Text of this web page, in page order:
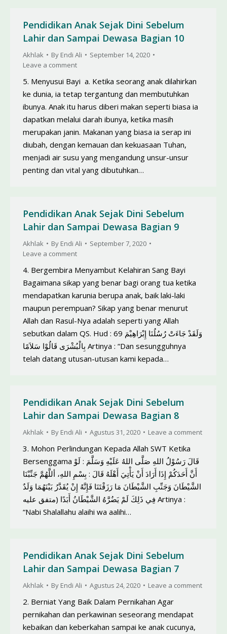
Pendidikan Anak Sejak Dini Sebelum
Lahir dan Sampai Dewasa Bagian 10
Akhlak By Endi Ali
September 14, 2020
Leave a comment
5. Menyusui Bayi a. Ketika seorang anak dilahirkan
ke dunia, ia tetap tergantung dan membutuhkan
ibunya. Anak itu harus diberi makan seperti biasa ia
dapatkan melalui darah ibunya, ketika masih
merupakan janin. Makanan yang biasa ia serap ini
diubah, dengan kemauan dan kekuasaan Tuhan,
menjadi air susu yang mengandung unsur-unsur
penting dan vital yang dibutuhkan…
Pendidikan Anak Sejak Dini Sebelum
Lahir dan Sampai Dewasa Bagian 9
Akhlak By Endi Ali
September 7, 2020
Leave a comment
4. Bergembira Menyambut Kelahiran Sang Bayi
Bagaimana sikap yang benar bagi orang tua ketika
mendapatkan karunia berupa anak, baik laki-laki
maupun perempuan? Sikap yang benar menurut
Allah dan Rasul-Nya adalah seperti yang Allah
sebutkan dalam QS. Hud : 69 وَلَقَدْ جَاءَتْ رُسُلُنَا إِبْرَاهِيْمَ
بِالْبُشْرَى قَالُوْا سَلاَمًا Artinya : “Dan sesungguhnya
telah datang utusan-utusan kami kepada…
Pendidikan Anak Sejak Dini Sebelum
Lahir dan Sampai Dewasa Bagian 8
Akhlak By Endi Ali Agustus 31, 2020 Leave a comment
3. Mohon Perlindungan Kepada Allah SWT Ketika
Bersenggama قَالَ رَسُوْلُ اللهِ صَلَّى اللهُ عَلَيْهِ وَسَلَّمَ : لَوْ
أَنَّ أَحَدَكُمْ إِذَا أَرَادَ أَنْ يَأْتِيَ أَهْلَهُ قَالَ : بِسْمِ اللهِ، أللَّهُمَّ جَنِّبْنَا
الشَّيْطَانَ وَجَنِّبِ الشَّيْطَانَ مَا رَزَقْتَنَا فَإِنَّهُ إِنْ يُقَدَّرُ بَيْنَهُمَا وَلَدٌ
فِي ذَلِكَ لَمْ يَضُرَّهُ الشَّيْطَانُ أَبَدًا (متفق عليه Artinya :
“Nabi Shalallahu alaihi wa aalihi…
Pendidikan Anak Sejak Dini Sebelum
Lahir dan Sampai Dewasa Bagian 7
Akhlak By Endi Ali Agustus 24, 2020 Leave a comment
2. Berniat Yang Baik Dalam Pernikahan Agar
pernikahan dan perkawinan seseorang mendapat
kebaikan dan keberkahan sampai ke anak cucunya,